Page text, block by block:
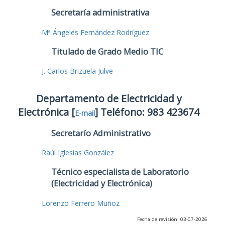
Secretaría administrativa
Mª Ángeles Fernández Rodríguez
Titulado de Grado Medio TIC
J. Carlos Brizuela Julve
Departamento de Electricidad y
Electrónica [E-mail] Teléfono: 983 423674
Secretarío Administrativo
Raúl Iglesias González
Técnico especialista de Laboratorio
(Electricidad y Electrónica)
Lorenzo Ferrero Muñoz
Fecha de revisión: 03-07-2026